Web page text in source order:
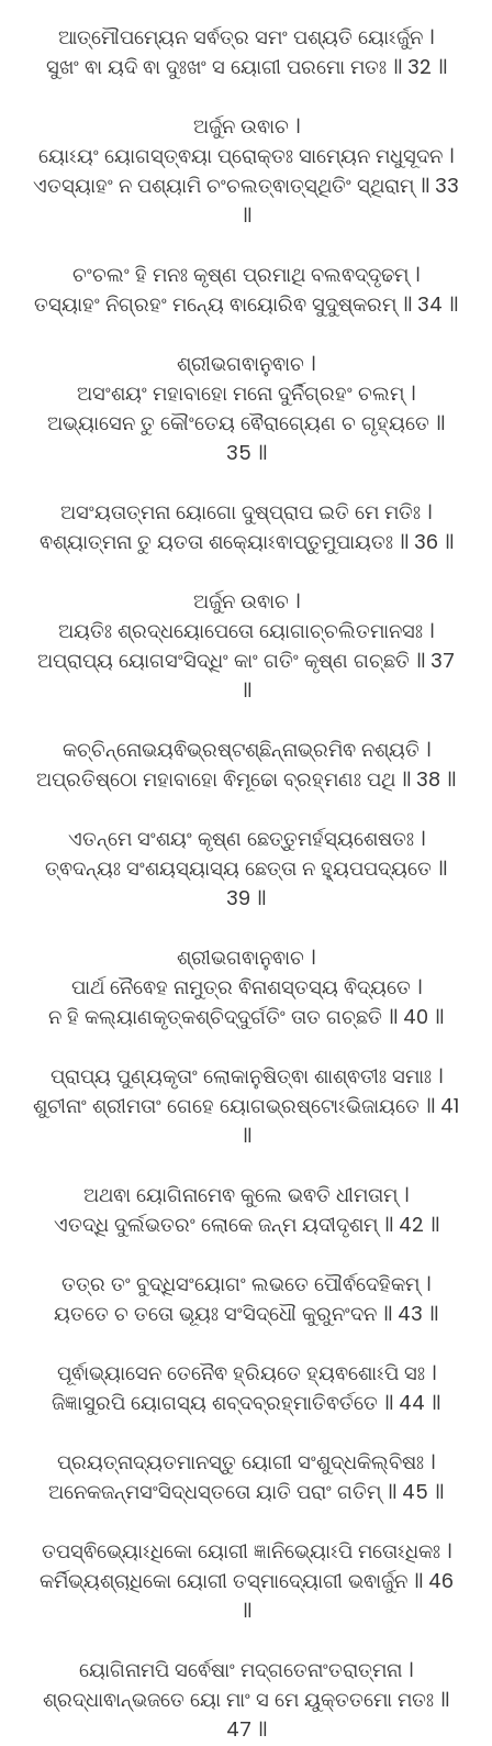
ଆତ୍ମୌପମ୍ୟେନ ସର୍ଵତ୍ର ସମଂ ପଶ୍ୟତି ୟୋଽର୍ଜୁନ ।
ସୁଖଂ ଵା ୟଦି ଵା ଦୁଃଖଂ ସ ୟୋଗୀ ପରମୋ ମତଃ ॥ 32 ॥
ଅର୍ଜୁନ ଉଵାଚ ।
ୟୋଽୟଂ ୟୋଗସ୍ତ୍ଵୟା ପ୍ରୋକ୍ତଃ ସାମ୍ୟେନ ମଧୁସୂଦନ ।
ଏତସ୍ୟାହଂ ନ ପଶ୍ୟାମି ଚଂଚଲତ୍ଵାତ୍ସ୍ଥିତିଂ ସ୍ଥିରାମ୍ ॥ 33
॥
ଚଂଚଲଂ ହି ମନଃ କୃଷ୍ଣ ପ୍ରମାଥି ବଲଵଦ୍ଦୃଢମ୍ ।
ତସ୍ୟାହଂ ନିଗ୍ରହଂ ମନ୍ୟେ ଵାୟୋରିଵ ସୁଦୁଷ୍କରମ୍ ॥ 34 ॥
ଶ୍ରୀଭଗଵାନୁଵାଚ ।
ଅସଂଶୟଂ ମହାବାହୋ ମନୋ ଦୁର୍ନିଗ୍ରହଂ ଚଲମ୍ ।
ଅଭ୍ୟାସେନ ତୁ କୌଂତେୟ ଵୈରାଗ୍ୟେଣ ଚ ଗୃହ୍ୟତେ ॥
35 ॥
ଅସଂୟତାତ୍ମନା ୟୋଗୋ ଦୁଷ୍ପ୍ରାପ ଇତି ମେ ମତିଃ ।
ଵଶ୍ୟାତ୍ମନା ତୁ ୟତତା ଶକ୍ୟୋଽଵାପ୍ତୁମୁପାୟତଃ ॥ 36 ॥
ଅର୍ଜୁନ ଉଵାଚ ।
ଅୟତିଃ ଶ୍ରଦ୍ଧୟୋପେତୋ ୟୋଗାଚ୍ଚଲିତମାନସଃ ।
ଅପ୍ରାପ୍ୟ ୟୋଗସଂସିଦ୍ଧିଂ କାଂ ଗତିଂ କୃଷ୍ଣ ଗଚ୍ଛତି ॥ 37
॥
କଚ୍ଚିନ୍ନୋଭୟଵିଭ୍ରଷ୍ଟଶ୍ଛିନ୍ନାଭ୍ରମିଵ ନଶ୍ୟତି ।
ଅପ୍ରତିଷ୍ଠୋ ମହାବାହୋ ଵିମୂଢୋ ବ୍ରହ୍ମଣଃ ପଥି ॥ 38 ॥
ଏତନ୍ମେ ସଂଶୟଂ କୃଷ୍ଣ ଛେତ୍ତୁମର୍ହସ୍ୟଶେଷତଃ ।
ତ୍ଵଦନ୍ୟଃ ସଂଶୟସ୍ୟାସ୍ୟ ଛେତ୍ତା ନ ହ୍ୟୁପପଦ୍ୟତେ ॥
39 ॥
ଶ୍ରୀଭଗଵାନୁଵାଚ ।
ପାର୍ଥ ନୈଵେହ ନାମୁତ୍ର ଵିନାଶସ୍ତସ୍ୟ ଵିଦ୍ୟତେ ।
ନ ହି କଲ୍ୟାଣକୃତ୍କଶ୍ଚିଦ୍ଦୁର୍ଗତିଂ ତାତ ଗଚ୍ଛତି ॥ 40 ॥
ପ୍ରାପ୍ୟ ପୁଣ୍ୟକୃତାଂ ଲୋକାନୁଷିତ୍ଵା ଶାଶ୍ଵତୀଃ ସମାଃ ।
ଶୁଚୀନାଂ ଶ୍ରୀମତାଂ ଗେହେ ୟୋଗଭ୍ରଷ୍ଟୋଽଭିଜାୟତେ ॥ 41
॥
ଅଥଵା ୟୋଗିନାମେଵ କୁଲେ ଭଵତି ଧୀମତାମ୍ ।
ଏତଦ୍ଧି ଦୁର୍ଲଭତରଂ ଲୋକେ ଜନ୍ମ ୟଦୀଦୃଶମ୍ ॥ 42 ॥
ତତ୍ର ତଂ ବୁଦ୍ଧିସଂୟୋଗଂ ଲଭତେ ପୌର୍ଵଦେହିକମ୍ ।
ୟତତେ ଚ ତତୋ ଭୂୟଃ ସଂସିଦ୍ଧୌ କୁରୁନଂଦନ ॥ 43 ॥
ପୂର୍ଵାଭ୍ୟାସେନ ତେନୈଵ ହ୍ରିୟତେ ହ୍ୟଵଶୋଽପି ସଃ ।
ଜିଜ୍ଞାସୁରପି ୟୋଗସ୍ୟ ଶବ୍ଦବ୍ରହ୍ମାତିଵର୍ତତେ ॥ 44 ॥
ପ୍ରୟତ୍ନାଦ୍ୟତମାନସ୍ତୁ ୟୋଗୀ ସଂଶୁଦ୍ଧକିଲ୍ବିଷଃ ।
ଅନେକଜନ୍ମସଂସିଦ୍ଧସ୍ତତୋ ୟାତି ପରାଂ ଗତିମ୍ ॥ 45 ॥
ତପସ୍ଵିଭ୍ୟୋଽଧିକୋ ୟୋଗୀ ଜ୍ଞାନିଭ୍ୟୋଽପି ମତୋଽଧିକଃ ।
କର୍ମିଭ୍ୟଶ୍ଚାଧିକୋ ୟୋଗୀ ତସ୍ମାଦ୍ୟୋଗୀ ଭଵାର୍ଜୁନ ॥ 46
॥
ୟୋଗିନାମପି ସର୍ଵେଷାଂ ମଦ୍ଗତେନାଂତରାତ୍ମନା ।
ଶ୍ରଦ୍ଧାଵାନ୍ଭଜତେ ୟୋ ମାଂ ସ ମେ ୟୁକ୍ତତମୋ ମତଃ ॥
47 ॥